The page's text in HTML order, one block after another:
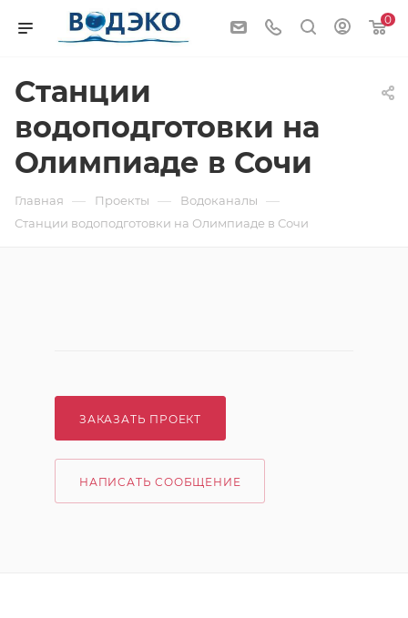
0
Станции
водоподготовки на
Олимпиаде в Сочи
Главная — Проекты — Водоканалы —
Станции водоподготовки на Олимпиаде в Сочи
ЗАКАЗАТЬ ПРОЕКТ
НАПИСАТЬ СООБЩЕНИЕ